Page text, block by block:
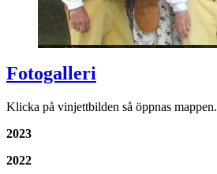
Fotogalleri
Klicka på vinjettbilden så öppnas mappen.
2023
2022